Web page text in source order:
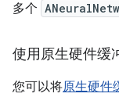
多个
使用原生硬件缓
您可以将原生硬件